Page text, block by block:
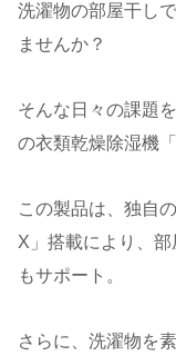
洗濯物の部屋干し
ませんか？
そんな日々の課題
の衣類乾燥除湿機
この製品は、独自
X」搭載により、
もサポート。
さらに、洗濯物を